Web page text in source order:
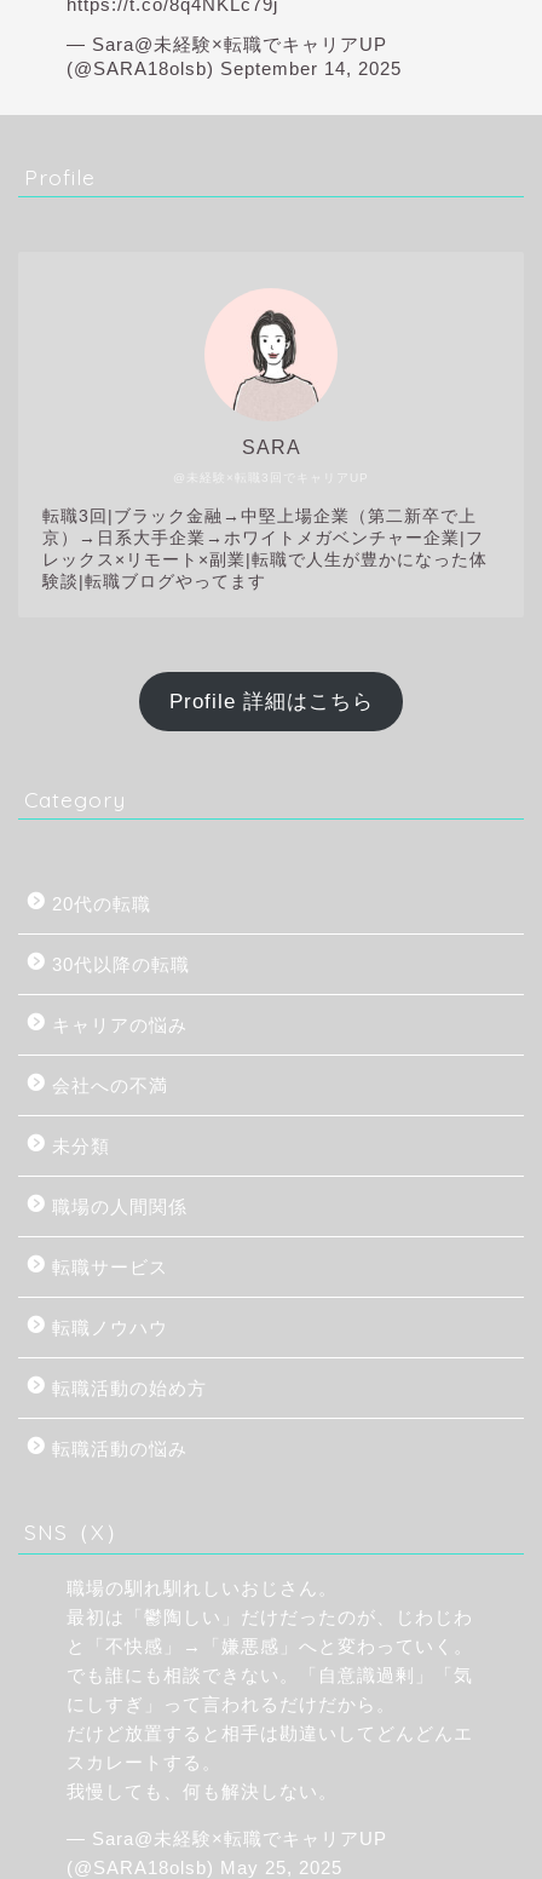
— Sara@未経験×転職でキャリアUP
(@SARA18olsb) September 14, 2025
Profile
@未経験×転職3回でキャリアUP
SARA
転職3回| ブラック金融→中堅上場企業（第二新卒で上
京）→日系大手企業→ホワイトメガベンチャー企業|フ
レックス×リモート×副業|転職で人生が豊かになった体
験談|転職ブログやってます
Profile 詳細はこちら
Category
20代の転職
30代以降の転職
キャリアの悩み
会社への不満
未分類
職場の人間関係
転職サービス
転職ノウハウ
転職活動の始め方
転職活動の悩み
SNS（X）
職場の馴れ馴れしいおじさん。
最初は「鬱陶しい」だけだったのが、じわじわ
と「不快感」→「嫌悪感」へと変わっていく。
でも誰にも相談できない。「自意識過剰」「気
にしすぎ」って言われるだけだから。
だけど放置すると相手は勘違いしてどんどんエ
スカレートする。
我慢しても、何も解決しない。
— Sara@未経験×転職でキャリアUP
(@SARA18olsb) May 25, 2025